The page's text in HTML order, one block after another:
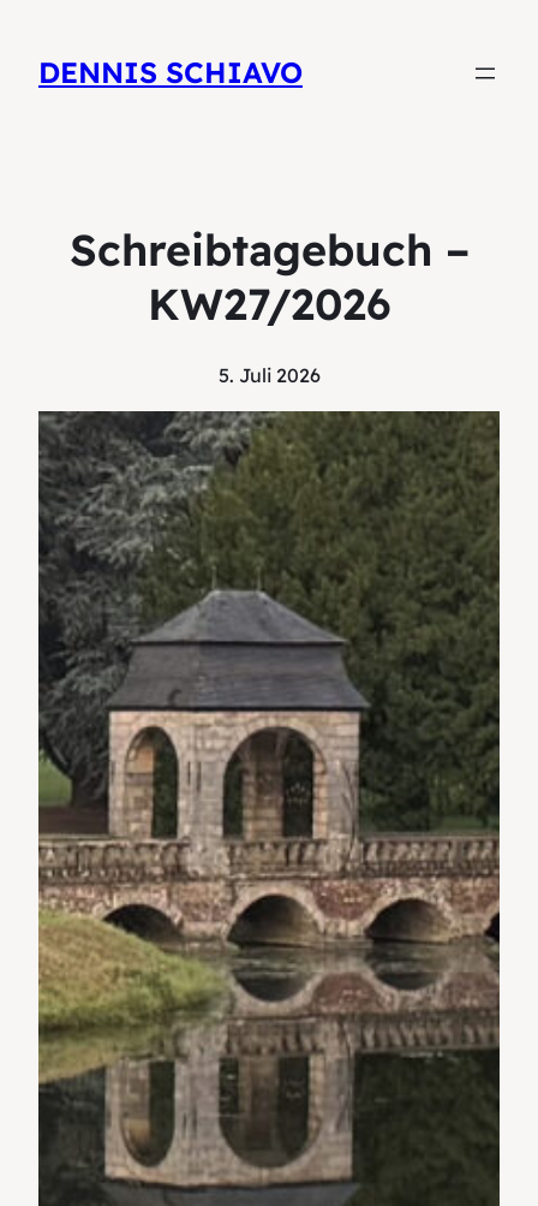
DENNIS SCHIAVO
Schreibtagebuch –
KW27/2026
5. Juli 2026